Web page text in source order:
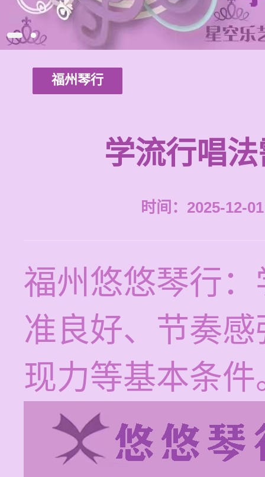
福州琴行
学流行唱
时间：2025-12-
福州悠悠琴行
准良好、节奏
现力等基本条件